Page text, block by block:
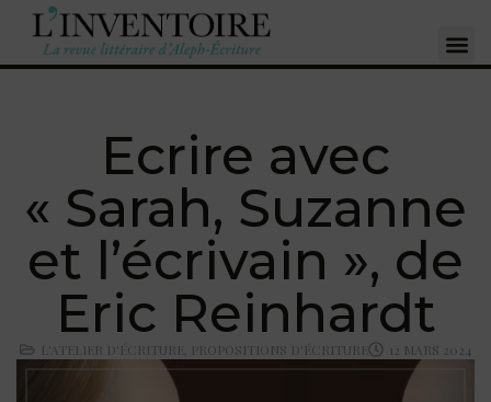
Ecrire avec
« Sarah, Suzanne
et l’écrivain », de
Eric Reinhardt
L'ATELIER D'ÉCRITURE PROPOSITIONS D'ÉCRITURE 12 MARS 2024